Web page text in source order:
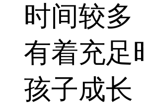
时间较多
有着充足
孩子成长